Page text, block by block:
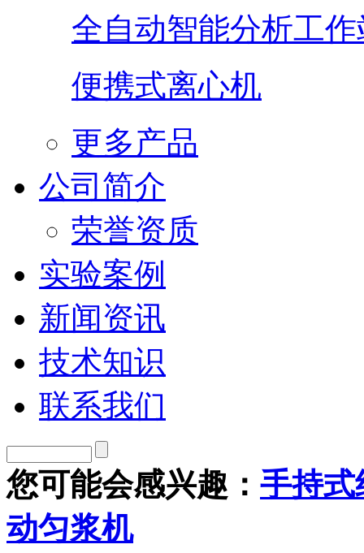
全自动智能分析工作
便携式离心机
更多产品
公司简介
荣誉资质
实验案例
新闻资讯
技术知识
联系我们
您可能会感兴趣： 手持式
动匀浆机